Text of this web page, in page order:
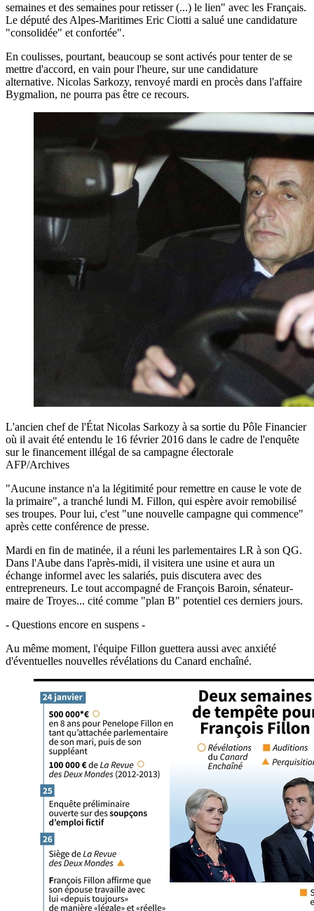
semaines et des semaines pour retisser (...) le lien" avec les Français.
Le député des Alpes-Maritimes Eric Ciotti a salué une candidature
"consolidée" et confortée".
En coulisses, pourtant, beaucoup se sont activés pour tenter de se
mettre d'accord, en vain pour l'heure, sur une candidature
alternative. Nicolas Sarkozy, renvoyé mardi en procès dans l'affaire
Bygmalion, ne pourra pas être ce recours.
L'ancien chef de l'État Nicolas Sarkozy à sa sortie du Pôle Financier
où il avait été entendu le 16 février 2016 dans le cadre de l'enquête
sur le financement illégal de sa campagne électorale
AFP/Archives
"Aucune instance n'a la légitimité pour remettre en cause le vote de
la primaire", a tranché lundi M. Fillon, qui espère avoir remobilisé
ses troupes. Pour lui, c'est "une nouvelle campagne qui commence"
après cette conférence de presse.
Mardi en fin de matinée, il a réuni les parlementaires LR à son QG.
Dans l'Aube dans l'après-midi, il visitera une usine et aura un
échange informel avec les salariés, puis discutera avec des
entrepreneurs. Le tout accompagné de François Baroin, sénateur-
maire de Troyes... cité comme "plan B" potentiel ces derniers jours.
- Questions encore en suspens -
Au même moment, l'équipe Fillon guettera aussi avec anxiété
d'éventuelles nouvelles révélations du Canard enchaîné.